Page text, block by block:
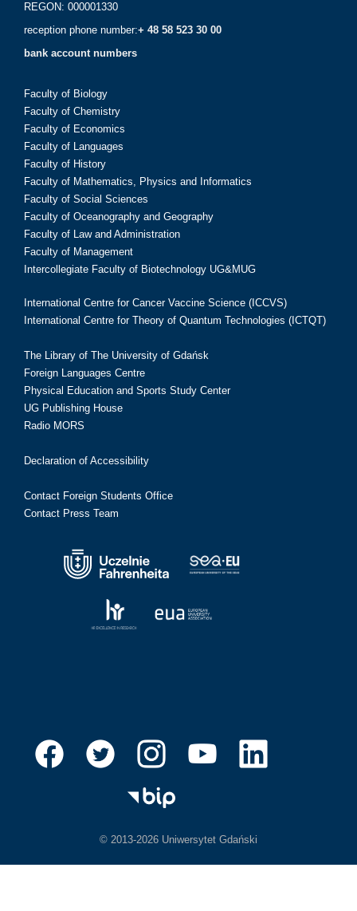
REGON: 000001330
reception phone number:+ 48 58 523 30 00
bank account numbers
Faculty of Biology
Faculty of Chemistry
Faculty of Economics
Faculty of Languages
Faculty of History
Faculty of Mathematics, Physics and Informatics
Faculty of Social Sciences
Faculty of Oceanography and Geography
Faculty of Law and Administration
Faculty of Management
Intercollegiate Faculty of Biotechnology UG&MUG
International Centre for Cancer Vaccine Science (ICCVS)
International Centre for Theory of Quantum Technologies (ICTQT)
The Library of The University of Gdańsk
Foreign Languages Centre
Physical Education and Sports Study Center
UG Publishing House
Radio MORS
Declaration of Accessibility
Contact Foreign Students Office
Contact Press Team
© 2013-2026 Uniwersytet Gdański